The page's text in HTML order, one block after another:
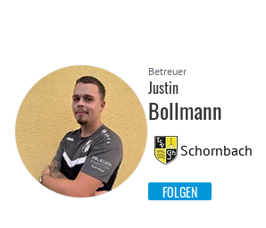
Betreuer
Justin
Bollmann
Schornbach
FOLGEN